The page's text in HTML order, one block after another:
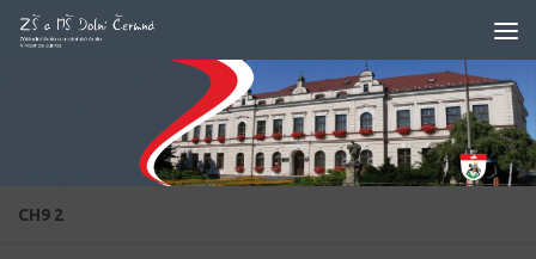
Skip to content
CH9 2